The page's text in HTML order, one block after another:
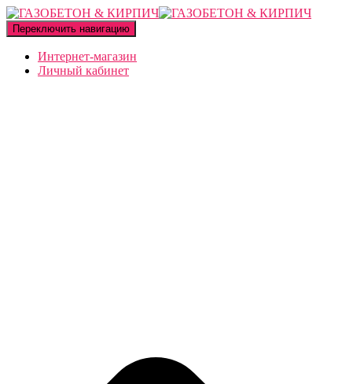
Переключить навигацию
Интернет-магазин
Личный кабинет